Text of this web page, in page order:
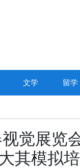
文学 留学
觉展览
其模拟